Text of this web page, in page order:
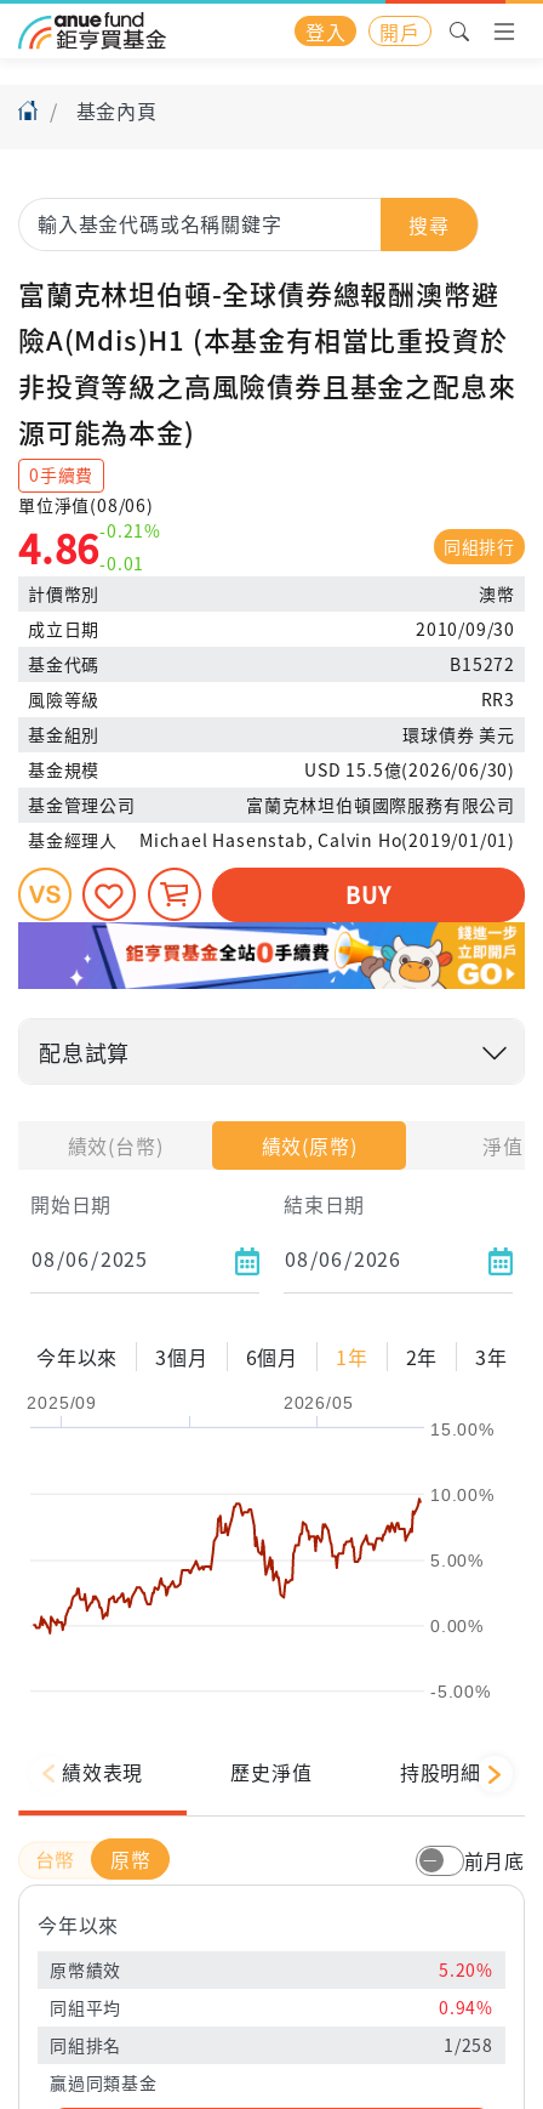
登入 開戶
基金內頁
績效(台幣) 績效(原幣)
淨值
開始日期
結束日期
今年以來 3個月 6個月 1年 2年 3年
2025/09 2026/05
-5.00%
0.00%
5.00%
10.00%
15.00%
搜尋
富蘭克林坦伯頓-全球債券總報酬澳幣避
險A(Mdis)H1 (本基金有相當比重投資於
非投資等級之高風險債券且基金之配息來
源可能為本金)
0手續費
單位淨值(08/06)
4.86-0.21%
-0.01
同組排行
計價幣別
澳幣
成立日期
2010/09/30
基金代碼
B15272
風險等級
RR3
基金組別
環球債券 美元
基金規模
USD 15.5億(2026/06/30)
基金管理公司
富蘭克林坦伯頓國際服務有限公司
基金經理人
Michael Hasenstab, Calvin Ho(2019/01/01)
BUY
配息試算
試算區間
1年
2年
配息金額
-%
績效表現 歷史淨值 持股明細
原幣 前月底
今年以來
原幣績效
5.20%
同組平均
0.94%
同組排名
1/258
贏過同類基金